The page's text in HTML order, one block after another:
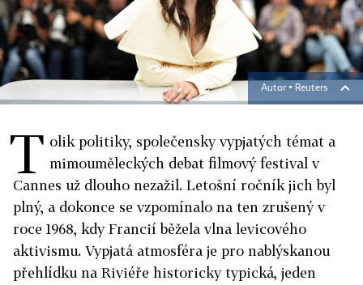
Autor ▪ Reuters
T olik politiky, společensky vypjatých témat a
mimouměleckých debat filmový festival v
Cannes už dlouho nezažil. Letošní ročník jich byl
plný, a dokonce se vzpomínalo na ten zrušený v
roce 1968, kdy Francií běžela vlna levicového
aktivismu. Vypjatá atmosféra je pro nablýskanou
přehlídku na Riviéře historicky typická, jeden